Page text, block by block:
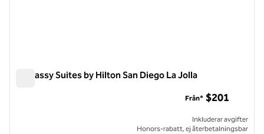
Embassy Suites by Hilton San Diego La Jolla
Från* $201
Inkluderar avgifter
Honors-rabatt, ej återbetalningsbar